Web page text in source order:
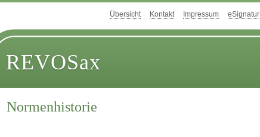
Übersicht Kontakt Impressum eSignatur
REVOSax
Normenhistorie